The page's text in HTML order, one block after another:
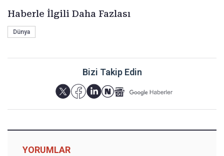
Haberle İlgili Daha Fazlası
Dünya
Bizi Takip Edin
YORUMLAR